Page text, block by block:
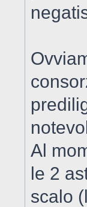
Al
le 2
scalo